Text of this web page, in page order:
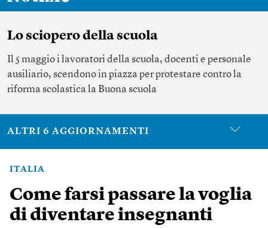
Lo sciopero della scuola
Il 5 maggio i lavoratori della scuola, docenti e personale
ausiliario, scendono in piazza per protestare contro la
riforma scolastica la Buona scuola
ALTRI 6 AGGIORNAMENTI
ITALIA
Come farsi passare la voglia
di diventare insegnanti